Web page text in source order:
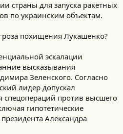
страны для запуска ракетных
по украинским объектам.
похищения Лукашенко?
эскалации
высказывания
Зеленского. Согласно
лидер допускал
спецопераций против высшего
гипотетические
Александра